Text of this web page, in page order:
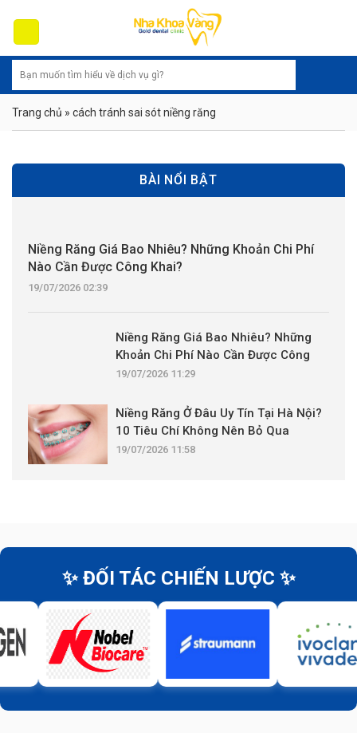
content
Trang chủ » cách tránh sai sót niềng răng
BÀI NỔI BẬT
Niềng Răng Giá Bao Nhiêu? Những Khoản Chi Phí
Nào Cần Được Công Khai?
19/07/2026 02:39
Niềng Răng Giá Bao Nhiêu? Những
Khoản Chi Phí Nào Cần Được Công
Khai?
19/07/2026 11:29
Niềng Răng Ở Đâu Uy Tín Tại Hà Nội?
10 Tiêu Chí Không Nên Bỏ Qua
19/07/2026 11:58
✨ ĐỐI TÁC CHIẾN LƯỢC ✨